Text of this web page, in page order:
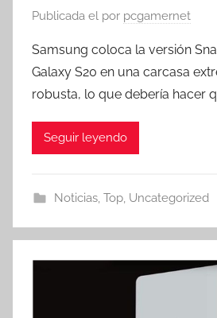
Publicada el por pcgamernet
Samsung coloca la versión
Galaxy S20 en una carcasa
robusta, lo que debería hacer
Seguir leyendo
Noticias, Top, Uncategorized